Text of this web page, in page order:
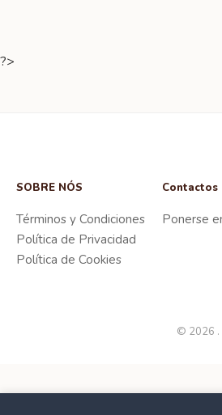
?>
SOBRE NÓS
Términos y Condiciones
Política de Privacidad
Política de Cookies
Contactos
Ponerse
© 2026 .